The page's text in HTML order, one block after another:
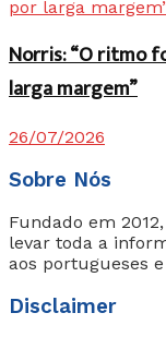
Norris: “O ritmo
larga margem”
26/07/2026
Sobre Nós
Fundado em
levar toda a
aos portugueses
Disclaimer